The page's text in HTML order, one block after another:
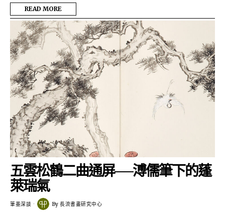
READ MORE
五雲松鶴二曲通屏──溥儒筆下的蓬
萊瑞氣
筆墨深談 By 長流書畫研究中心